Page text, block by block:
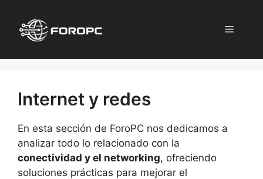
contenido
Menú
Internet y redes
En esta sección de ForoPC nos dedicamos a
analizar todo lo relacionado con la
conectividad y el networking, ofreciendo
soluciones prácticas para mejorar el